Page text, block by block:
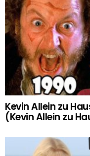
Kevin Allein zu
(Kevin Allein zu